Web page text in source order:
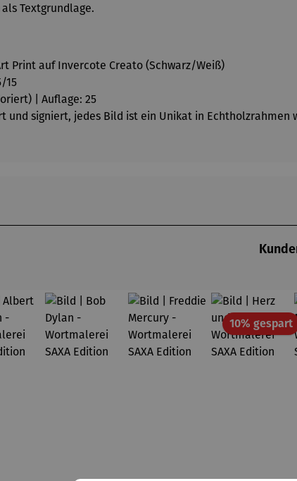
Textgrundlage.
Print auf Invercote Creato (Schwarz/Weiß)
15
| Auflage: 25
und signiert, jedes Bild ist ein Unikat in Echtholzrahmen
10% gespart